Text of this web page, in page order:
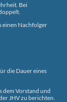
Bei
einen Nachfolger
die Dauer eines
dem Vorstand und
JHV zu berichten.